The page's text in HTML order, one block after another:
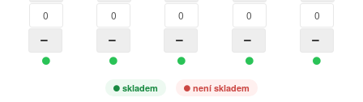
skladem není skladem